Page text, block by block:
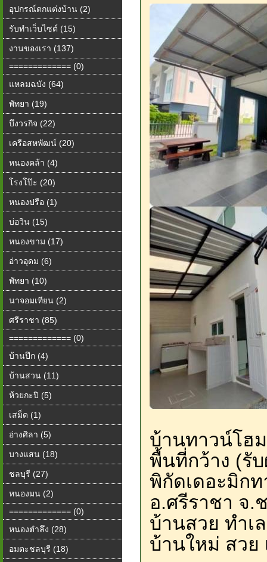
อุปกรณ์ตกแต่งบ้าน (2)
รับทำเว็บไซต์ (15)
งานของเรา (137)
============= (0)
แหลมฉบัง (64)
พัทยา (19)
บึงวรกิจ (22)
เครือสหพัฒน์ (20)
หนองคล้า (4)
โรงโป๊ะ (20)
หนองปรือ (1)
บ่อวิน (15)
หนองขาม (17)
อ่าวอุดม (6)
พัทยา (10)
นาจอมเทียน (2)
ศรีราชา (85)
============= (0)
บ้านปึก (4)
บ้านสวน (11)
ห้วยกะปิ (5)
เสม็ด (1)
อ่างศิลา (5)
บางแสน (18)
ชลบุรี (27)
หนองมน (2)
============= (0)
หนองตำลึง (28)
อมตะชลบุรี (18)
บ้านทาวน์โฮ
พื้นที่กว้าง (รั
พิกัดเดอะมิก
อ.ศรีราชา จ.
บ้านสวย ทำเ
บ้านใหม่ สวย